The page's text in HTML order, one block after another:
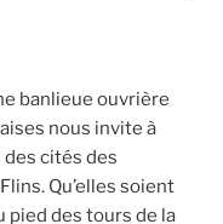
banlieue ouvrière
nous invite à
cités des
Qu’elles soient
pied des tours de la